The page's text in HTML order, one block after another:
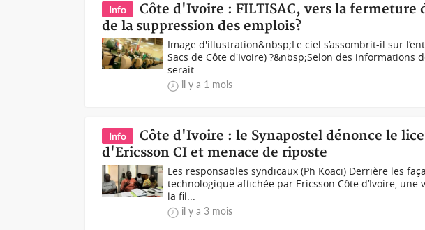
Info
Côte d'Ivoire : FILTISAC, vers la
de la suppression des emplois?
Image d'illustration&nbsp;Le ciel s’assombrit-il sur
Sacs de Côte d'Ivoire) ?&nbsp;Selon des informations
serait...
il y a 1 mois
Info
Côte d'Ivoire : le Synapostel dénonce le
d'Ericsson CI et menace de riposte
Les responsables syndicaux (Ph Koaci) Derrière les
technologique affichée par Ericsson Côte d’Ivoire,
la fil...
il y a 3 mois